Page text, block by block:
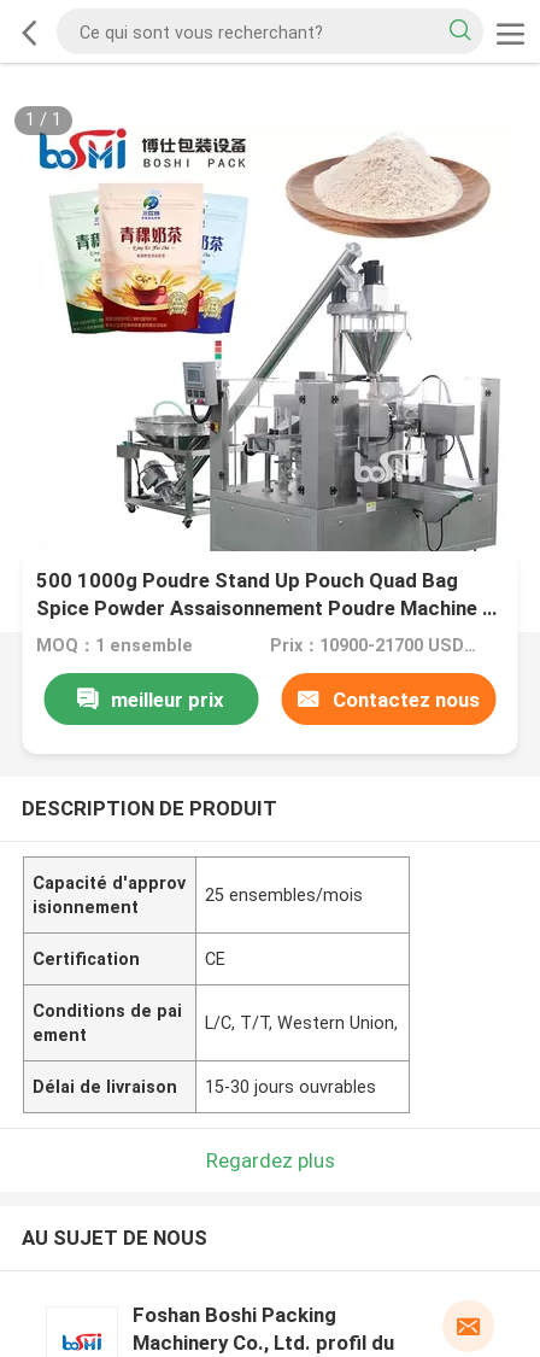
1 / 1
500 1000g Poudre Stand Up Pouch Quad Bag
Spice Powder Assaisonnement Poudre Machine à
emballer
MOQ：1 ensemble Prix：10900-21700 USD/SET
meilleur prix Contactez nous
DESCRIPTION DE PRODUIT
Capacité d'approv
isionnement
25 ensembles/mois
Certification CE
Conditions de pai
ement
L/C, T/T, Western Union,
Délai de livraison 15-30 jours ouvrables
Regardez plus
AU SUJET DE NOUS
Foshan Boshi Packing
Machinery Co., Ltd. profil du